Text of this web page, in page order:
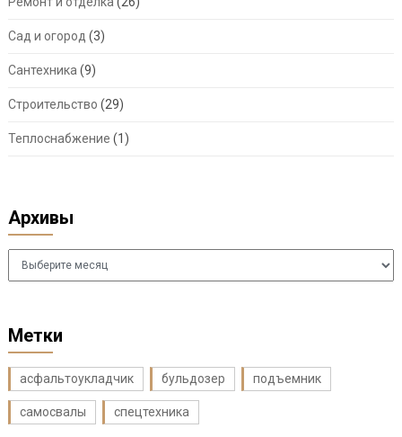
Сад и огород (3)
Сантехника (9)
Строительство (29)
Теплоснабжение (1)
Архивы
Архивы
Метки
асфальтоукладчик бульдозер подъемник
самосвалы спецтехника